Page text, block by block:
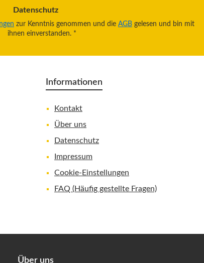
Datenschutz
zur Kenntnis genommen und die AGB gelesen und bin mit
ihnen einverstanden. *
Informationen
Kontakt
Über uns
Datenschutz
Impressum
Cookie-Einstellungen
FAQ (Häufig gestellte Fragen)
Über uns